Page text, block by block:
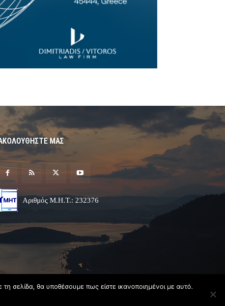
ΜΑΣ
Αριθμός Μ.Η.Τ.: 232376
σελίδα, θα υποθέσουμε πως είστε ικανοποιημένοι με αυτό.